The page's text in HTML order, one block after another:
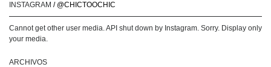
INSTAGRAM / @CHICTOOCHIC
Cannot get other user media. API shut down by Instagram. Sorry. Display only
your media.
ARCHIVOS